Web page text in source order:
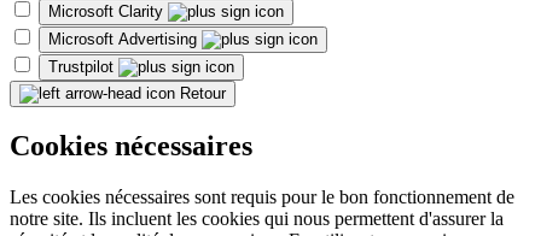
Microsoft Clarity
Microsoft Advertising
Trustpilot
Retour
Cookies nécessaires
Les cookies nécessaires sont requis pour le bon fonctionnement de
notre site. Ils incluent les cookies qui nous permettent d'assurer la